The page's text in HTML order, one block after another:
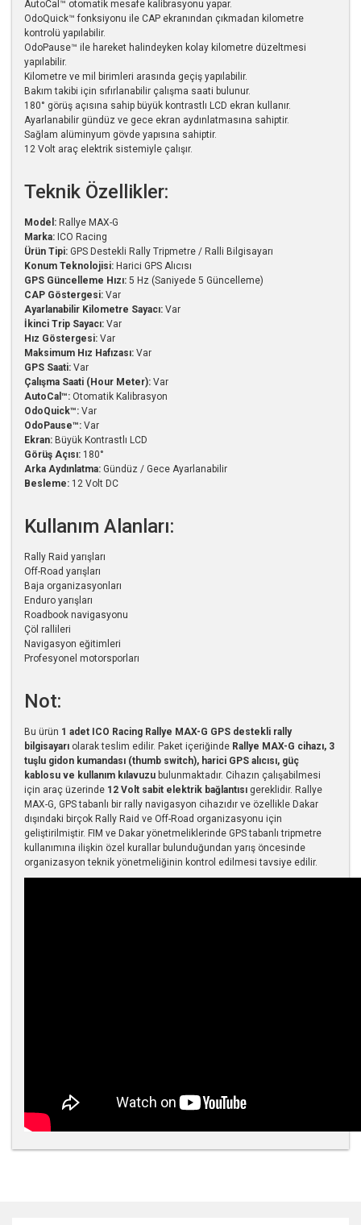
AutoCal™ otomatik mesafe kalibrasyonu yapar.
OdoQuick™ fonksiyonu ile CAP ekranından çıkmadan kilometre
kontrolü yapılabilir.
OdoPause™ ile hareket halindeyken kolay kilometre düzeltmesi
yapılabilir.
Kilometre ve mil birimleri arasında geçiş yapılabilir.
Bakım takibi için sıfırlanabilir çalışma saati bulunur.
180° görüş açısına sahip büyük kontrastlı LCD ekran kullanır.
Ayarlanabilir gündüz ve gece ekran aydınlatmasına sahiptir.
Sağlam alüminyum gövde yapısına sahiptir.
12 Volt araç elektrik sistemiyle çalışır.
Teknik Özellikler:
Model: Rallye MAX-G
Marka: ICO Racing
Ürün Tipi: GPS Destekli Rally Tripmetre / Ralli Bilgisayarı
Konum Teknolojisi: Harici GPS Alıcısı
GPS Güncelleme Hızı: 5 Hz (Saniyede 5 Güncelleme)
CAP Göstergesi: Var
Ayarlanabilir Kilometre Sayacı: Var
İkinci Trip Sayacı: Var
Hız Göstergesi: Var
Maksimum Hız Hafızası: Var
GPS Saati: Var
Çalışma Saati (Hour Meter): Var
AutoCal™: Otomatik Kalibrasyon
OdoQuick™: Var
OdoPause™: Var
Ekran: Büyük Kontrastlı LCD
Görüş Açısı: 180°
Arka Aydınlatma: Gündüz / Gece Ayarlanabilir
Besleme: 12 Volt DC
Kullanım Alanları:
Rally Raid yarışları
Off-Road yarışları
Baja organizasyonları
Enduro yarışları
Roadbook navigasyonu
Çöl rallileri
Navigasyon eğitimleri
Profesyonel motorsporları
Not:
Bu ürün 1 adet ICO Racing Rallye MAX-G GPS destekli rally
bilgisayarı olarak teslim edilir. Paket içeriğinde Rallye MAX-G cihazı, 3
tuşlu gidon kumandası (thumb switch), harici GPS alıcısı, güç
kablosu ve kullanım kılavuzu bulunmaktadır. Cihazın çalışabilmesi
için araç üzerinde 12 Volt sabit elektrik bağlantısı gereklidir. Rallye
MAX-G, GPS tabanlı bir rally navigasyon cihazıdır ve özellikle Dakar
dışındaki birçok Rally Raid ve Off-Road organizasyonu için
geliştirilmiştir. FIM ve Dakar yönetmeliklerinde GPS tabanlı tripmetre
kullanımına ilişkin özel kurallar bulunduğundan yarış öncesinde
organizasyon teknik yönetmeliğinin kontrol edilmesi tavsiye edilir.